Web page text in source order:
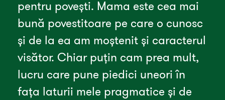
pentru povești. Mama este cea mai
bună povestitoare pe care o cunosc
și de la ea am moștenit și caracterul
visător. Chiar puțin cam prea mult,
lucru care pune piedici uneori în
fața laturii mele pragmatice și de